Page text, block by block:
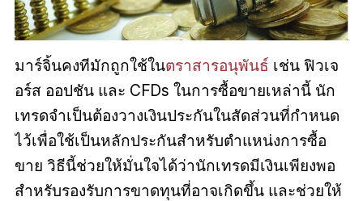
มาร์จิ้นคงทีมักถูกใช้ในตราสารอนุพันธ์ เช่น ฟิวเจ
อร์ส ออปชัน และ CFDs ในการซื้อขายเหล่านี้ นัก
เทรดจำเป็นต้องวางเงินประกันในสัดส่วนที่กำหนด
ไว้เพื่อใช้เป็นหลักประกันสำหรับตำแหน่งการซื้อ
ขาย วิธีนี้ช่วยให้มั่นใจได้ว่านักเทรดมีเงินเพียงพอ
สำหรับรองรับการขาดทุนที่อาจเกิดขึ้น และช่วยให้